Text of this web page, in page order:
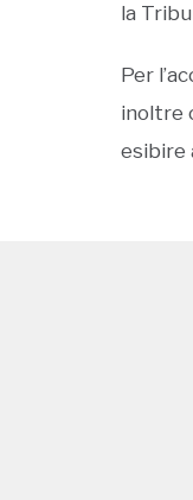
la
Per
inoltre
esibire